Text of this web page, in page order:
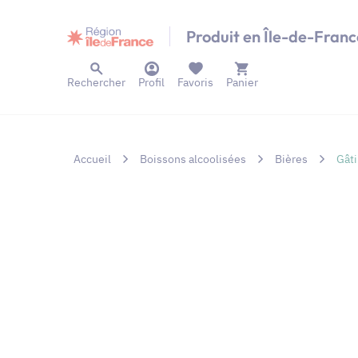
Produit en Île-de-
Rechercher Profil Panier
Favoris
Accueil Boissons alcoolisées Bières